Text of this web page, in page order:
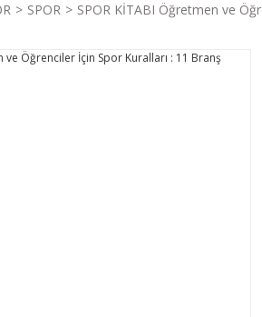
SPOR SPOR KİTABI Öğretmen ve